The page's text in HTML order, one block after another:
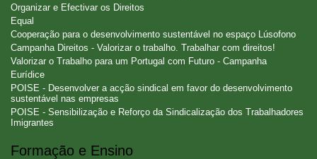
Organizar e Efectivar os Direitos
Equal
Cooperação para o desenvolvimento sustentável no espaço Lúsofono
Campanha Direitos - Valorizar o trabalho. Trabalhar com direitos!
Valorizar o Trabalho para um Portugal com Futuro - Campanha
Eurídice
POISE - Desenvolver a acção sindical em favor do desenvolvimento
sustentável nas empresas
POISE - Sensibilização e Reforço da Sindicalização dos Trabalhadores
Imigrantes
Formação e Ensino